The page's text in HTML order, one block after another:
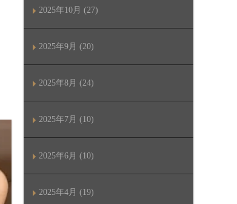
2025年10月 (27)
2025年9月 (20)
2025年8月 (24)
2025年7月 (10)
2025年6月 (10)
2025年4月 (19)